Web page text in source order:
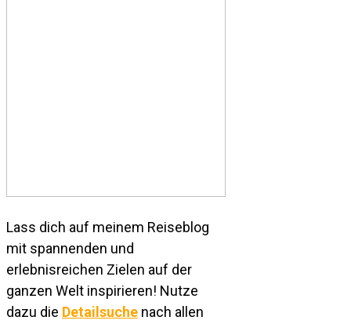
Lass dich auf meinem Reiseblog
mit spannenden und
erlebnisreichen Zielen auf der
ganzen Welt inspirieren! Nutze
dazu die Detailsuche nach allen